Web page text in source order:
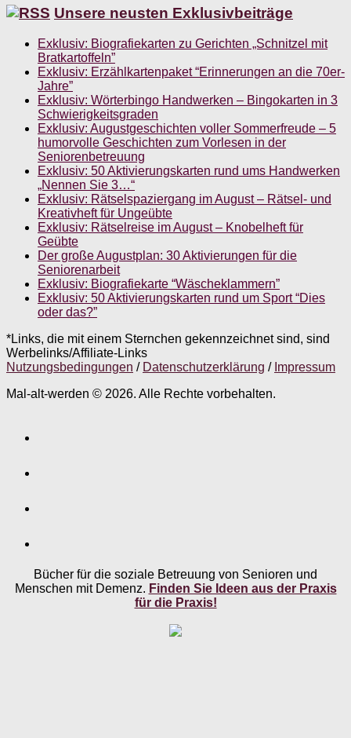
Unsere neusten Exklusivbeiträge
Exklusiv: Biografiekarten zu Gerichten „Schnitzel mit
Bratkartoffeln”
Exklusiv: Erzählkartenpaket “Erinnerungen an die 70er-
Jahre”
Exklusiv: Wörterbingo Handwerken – Bingokarten in 3
Schwierigkeitsgraden
Exklusiv: Augustgeschichten voller Sommerfreude – 5
humorvolle Geschichten zum Vorlesen in der
Seniorenbetreuung
Exklusiv: 50 Aktivierungskarten rund ums Handwerken
„Nennen Sie 3…“
Exklusiv: Rätselspaziergang im August – Rätsel- und
Kreativheft für Ungeübte
Exklusiv: Rätselreise im August – Knobelheft für
Geübte
Der große Augustplan: 30 Aktivierungen für die
Seniorenarbeit
Exklusiv: Biografiekarte “Wäscheklammern”
Exklusiv: 50 Aktivierungskarten rund um Sport “Dies
oder das?”
*Links, die mit einem Sternchen gekennzeichnet sind, sind
Werbelinks/Affiliate-Links
Nutzungsbedingungen / Datenschutzerklärung / Impressum
Mal-alt-werden © 2026. Alle Rechte vorbehalten.
Bücher für die soziale Betreuung von Senioren und
Menschen mit Demenz. Finden Sie Ideen aus der Praxis
für die Praxis!